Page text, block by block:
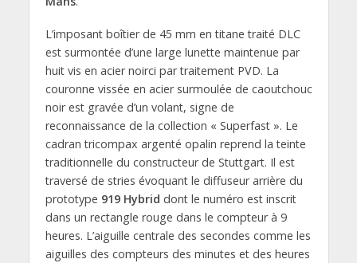
L’imposant boîtier de 45 mm en titane traité DLC
est surmontée d’une large lunette maintenue par
huit vis en acier noirci par traitement PVD. La
couronne vissée en acier surmoulée de caoutchouc
noir est gravée d’un volant, signe de
reconnaissance de la collection « Superfast ». Le
cadran tricompax argenté opalin reprend la teinte
traditionnelle du constructeur de Stuttgart. Il est
traversé de stries évoquant le diffuseur arrière du
prototype 919 Hybrid dont le numéro est inscrit
dans un rectangle rouge dans le compteur à 9
heures. L’aiguille centrale des secondes comme les
aiguilles des compteurs des minutes et des heures